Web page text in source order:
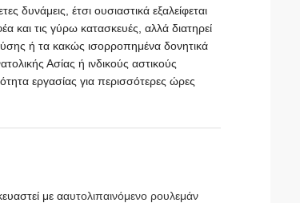
δυνάμεις, έτσι ουσιαστικά εξαλείφεται
και τις γύρω κατασκευές, αλλά διατηρεί
ή τα κακώς ισορροπημένα δονητικά
Ασίας ή ινδικούς αστικούς
εργασίας για περισσότερες ώρες
με ααυτολιπαινόμενο ρουλεμάν